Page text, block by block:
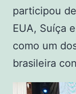
participou
EUA, Suíça
como um
brasileira